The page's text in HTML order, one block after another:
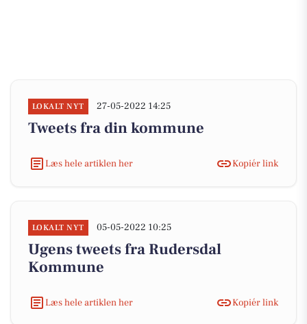
LOKALT NYT 27-05-2022 14:25
Tweets fra din kommune
Læs hele artiklen her Kopiér link
LOKALT NYT 05-05-2022 10:25
Ugens tweets fra Rudersdal
Kommune
Læs hele artiklen her Kopiér link